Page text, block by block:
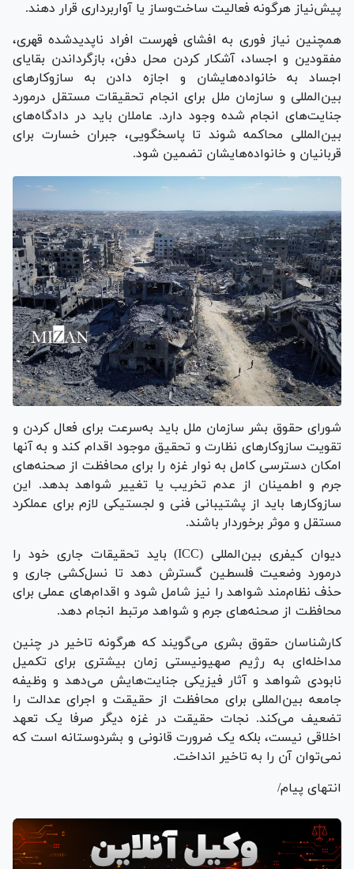
پیش‌نیاز هرگونه فعالیت ساخت‌وساز یا آواربرداری قرار دهند.
همچنین نیاز فوری به افشای فهرست افراد ناپدیدشده قهری،
مفقودین و اجساد، آشکار کردن محل دفن، بازگرداندن بقایای
اجساد به خانواده‌هایشان و اجازه دادن به سازوکار‌های
بین‌المللی و سازمان ملل برای انجام تحقیقات مستقل درمورد
جنایت‌های انجام شده وجود دارد. عاملان باید در دادگاه‌های
بین‌المللی محاکمه شوند تا پاسخگویی، جبران خسارت برای
قربانیان و خانواده‌هایشان تضمین شود.
شورای حقوق بشر سازمان ملل باید به‌سرعت برای فعال کردن و
تقویت سازوکار‌های نظارت و تحقیق موجود اقدام کند و به آنها
امکان دسترسی کامل به نوار غزه را برای محافظت از صحنه‌های
جرم و اطمینان از عدم تخریب یا تغییر شواهد بدهد. این
سازوکار‌ها باید از پشتیبانی فنی و لجستیکی لازم برای عملکرد
مستقل و موثر برخوردار باشند.
دیوان کیفری بین‌المللی (ICC) باید تحقیقات جاری خود را
درمورد وضعیت فلسطین گسترش دهد تا نسل‌کشی جاری و
حذف نظام‌مند شواهد را نیز شامل شود و اقدام‌های عملی برای
محافظت از صحنه‌های جرم و شواهد مرتبط انجام دهد.
کارشناسان حقوق بشری می‌گویند که هرگونه تاخیر در چنین
مداخله‌ای به رژیم صهیونیستی زمان بیشتری برای تکمیل
نابودی شواهد و آثار فیزیکی جنایت‌هایش می‌دهد و وظیفه
جامعه بین‌المللی برای محافظت از حقیقت و اجرای عدالت را
تضعیف می‌کند. نجات حقیقت در غزه دیگر صرفا یک تعهد
اخلاقی نیست، بلکه یک ضرورت قانونی و بشردوستانه است که
نمی‌توان آن را به تاخیر انداخت.
انتهای پیام/